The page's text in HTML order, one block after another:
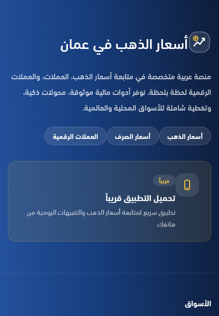
أسعار الذهب في عمان
منصة عربية متخصصة في متابعة أسعار الذهب، العملات، والعملات
الرقمية لحظة بلحظة. نوفر أدوات مالية موثوقة، محولات ذكية،
وتغطية شاملة للأسواق المحلية والعالمية.
أسعار الذهب أسعار الصرف العملات الرقمية
قريباً
تحميل التطبيق قريباً
تطبيق سريع لمتابعة أسعار الذهب والتنبيهات اليومية من
هاتفك.
الأسواق